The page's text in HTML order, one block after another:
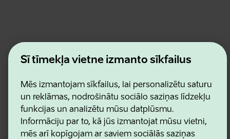
Šī tīmekļa vietne izmanto sīkfailus
Mēs izmantojam sīkfailus, lai personalizētu saturu
un reklāmas, nodrošinātu sociālo saziņas līdzekļu
funkcijas un analizētu mūsu datplūsmu.
Informāciju par to, kā jūs izmantojat mūsu vietni,
mēs arī kopīgojam ar saviem sociālās saziņas
Estonian Business and Innovation Agency
Kontakti
Lietošanas noteikumi
Sīkdatņu un konfidencialitātes politika